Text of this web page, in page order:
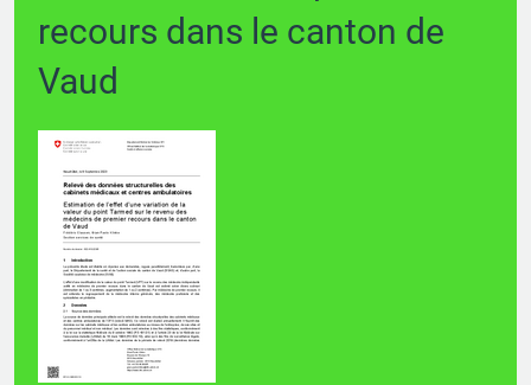
recours dans le canton de
Vaud